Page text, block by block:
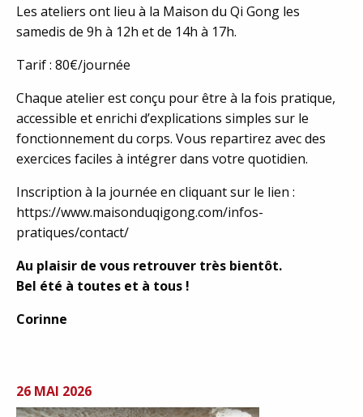
Les ateliers ont lieu à la Maison du Qi Gong les
samedis de 9h à 12h et de 14h à 17h.
Tarif : 80€/journée
Chaque atelier est conçu pour être à la fois pratique,
accessible et enrichi d’explications simples sur le
fonctionnement du corps. Vous repartirez avec des
exercices faciles à intégrer dans votre quotidien.
Inscription à la journée en cliquant sur le lien :
https://www.maisonduqigong.com/infos-
pratiques/contact/
Au plaisir de vous retrouver très bientôt.
Bel été à toutes et à tous !
Corinne
26 MAI 2026